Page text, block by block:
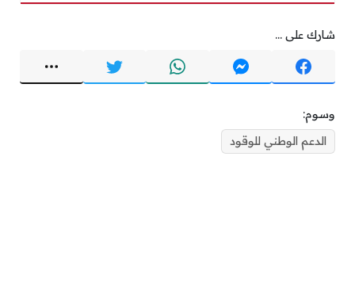
شارك على ...
وسوم:
الدعم الوطني للوقود